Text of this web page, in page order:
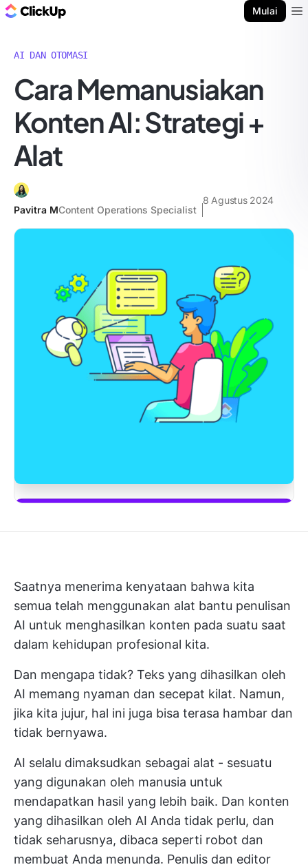
Mulai
AI DAN OTOMASI
Cara Memanusiakan
Konten AI: Strategi +
Alat
Pavitra MContent Operations Specialist
8 Agustus 2024
Saatnya menerima kenyataan bahwa kita
semua telah menggunakan alat bantu penulisan
AI untuk menghasilkan konten pada suatu saat
dalam kehidupan profesional kita.
Dan mengapa tidak? Teks yang dihasilkan oleh
AI memang nyaman dan secepat kilat. Namun,
jika kita jujur, hal ini juga bisa terasa hambar dan
tidak bernyawa.
AI selalu dimaksudkan sebagai alat - sesuatu
yang digunakan oleh manusia untuk
mendapatkan hasil yang lebih baik. Dan konten
yang dihasilkan oleh AI Anda tidak perlu, dan
tidak seharusnya, dibaca seperti robot dan
membuat Anda menunda. Penulis dan editor